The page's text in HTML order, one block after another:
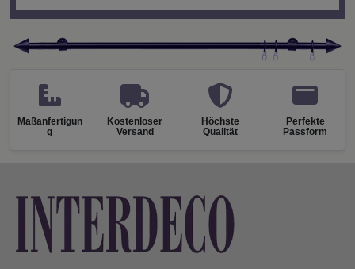
Maßanfertigun
g
Kostenloser
Versand
Höchste
Qualität
Perfekte
Passform